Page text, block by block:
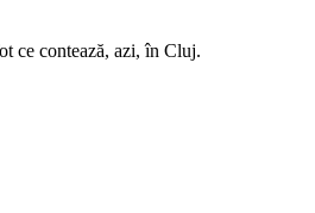
ce contează, azi, în Cluj.